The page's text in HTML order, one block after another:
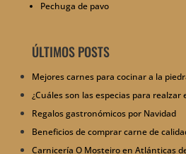
Pechuga de pavo
ÚLTIMOS POSTS
Mejores carnes para cocinar a la
¿Cuáles son las especias para realzar
Regalos gastronómicos por Navidad
Beneficios de comprar carne de
Carnicería O Mosteiro en Atlánticas